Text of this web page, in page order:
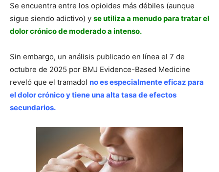
Se encuentra entre los opioides más débiles (aunque
sigue siendo adictivo) y se utiliza a menudo para tratar el
dolor crónico de moderado a intenso.
Sin embargo, un análisis publicado en línea el 7 de
octubre de 2025 por BMJ Evidence-Based Medicine
reveló que el tramadol no es especialmente eficaz para
el dolor crónico y tiene una alta tasa de efectos
secundarios.